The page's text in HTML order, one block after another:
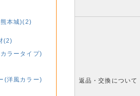
本城)(2)
(2)
ラータイプ)
(洋風カラー)
返品・交換について